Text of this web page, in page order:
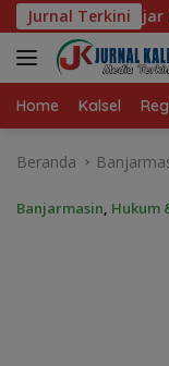
Langsung
ke
konten
Jurnal Terkini
Wakili Kalsel ke
Home Kalsel
Beranda
Banjarmasin, Hukum